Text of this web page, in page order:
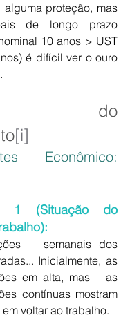
alguma proteção, mas
de longo prazo
10 anos > UST
é difícil ver o ouro
do
[i]
Econômico:
1 (Situação do
semanais dos
Inicialmente, as
em alta, mas   as
contínuas mostram
voltar ao trabalho.